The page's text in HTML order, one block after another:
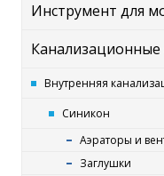
Инструмент для
Канализационные
Внутренняя
Синикон
Аэраторы и
Заглушки